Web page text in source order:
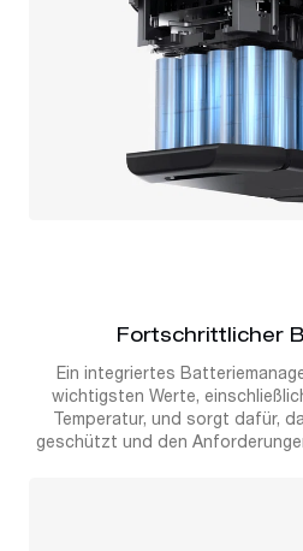
Fortschrittlicher
Ein integriertes
wichtigsten Werte,
Temperatur, und sorgt dafür,
geschützt und den